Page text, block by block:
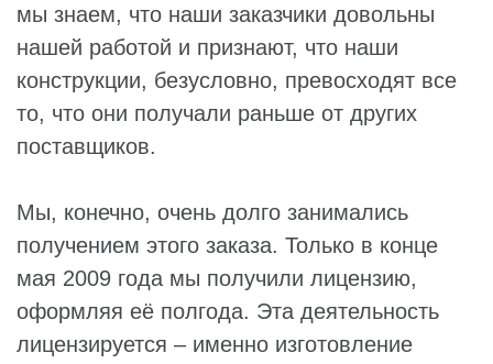
мы знаем, что наши заказчики довольны
нашей работой и признают, что наши
конструкции, безусловно, превосходят все
то, что они получали раньше от других
поставщиков.
Мы, конечно, очень долго занимались
получением этого заказа. Только в конце
мая 2009 года мы получили лицензию,
оформляя её полгода. Эта деятельность
лицензируется – именно изготовление